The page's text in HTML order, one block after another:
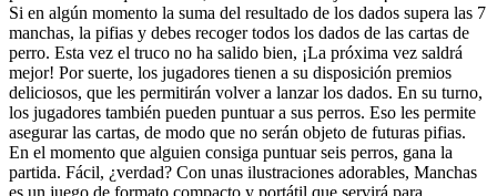
Si en algún momento la suma del resultado de los dados supera las 7
manchas, la pifias y debes recoger todos los dados de las cartas de
perro. Esta vez el truco no ha salido bien, ¡La próxima vez saldrá
mejor! Por suerte, los jugadores tienen a su disposición premios
deliciosos, que les permitirán volver a lanzar los dados. En su turno,
los jugadores también pueden puntuar a sus perros. Eso les permite
asegurar las cartas, de modo que no serán objeto de futuras pifias.
En el momento que alguien consiga puntuar seis perros, gana la
partida. Fácil, ¿verdad? Con unas ilustraciones adorables, Manchas
es un juego de formato compacto y portátil que servirá para